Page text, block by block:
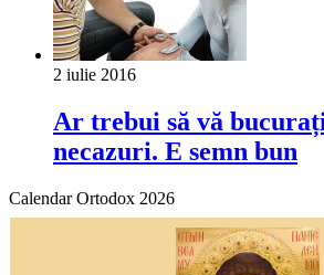
2 iulie 2016
Ar trebui să vă
necazuri. E semn bun
Calendar Ortodox 2026